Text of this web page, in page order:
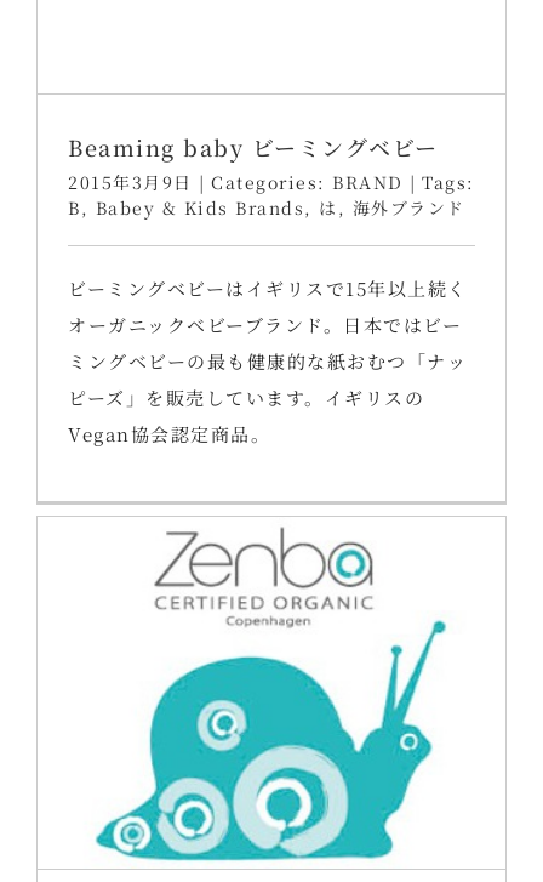
Beaming baby ビーミングベビー
2015年3月9日 | Categories: BRAND | Tags:
B , Babey & Kids Brands , は , 海外ブランド
ビーミングベビーはイギリスで15年以上続く
オーガニックベビーブランド。日本ではビー
ミングベビーの最も健康的な紙おむつ「ナッ
ピーズ」を販売しています。イギリスの
Vegan協会認定商品。